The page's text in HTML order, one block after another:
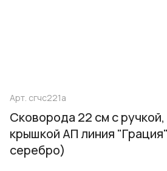
Арт. сгчс221а
Сковорода 22 см с
крышкой АП линия
серебро)